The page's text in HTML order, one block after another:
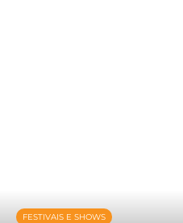
FESTIVAIS E SHOWS